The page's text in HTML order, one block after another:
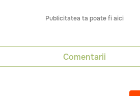
Publicitatea ta poate fi aici
Comentarii